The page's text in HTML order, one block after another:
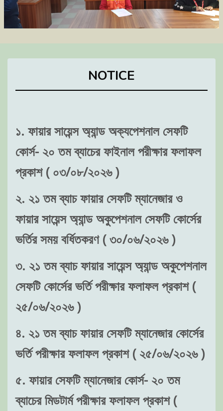
NOTICE
১. ফায়ার সায়েন্স অ্যান্ড অক্যপেশনাল সেফটি
কোর্স- ২০ তম ব্যাচের ফাইনাল পরীক্ষার ফলাফল
প্রকাশ ( ০৩/০৮/২০২৬ )
২. ২১ তম ব্যাচ ফায়ার সেফটি ম্যানেজার ও
ফায়ার সায়েন্স অ্যান্ড অকুপেশনাল সেফটি কোর্সের
ভর্তির সময় বর্ধিতকরণ ( ৩০/০৬/২০২৬ )
৩. ২১ তম ব্যাচ ফায়ার সায়েন্স অ্যান্ড অকুপেশনাল
সেফটি কোর্সের ভর্তি পরীক্ষার ফলাফল প্রকাশ (
২৫/০৬/২০২৬ )
৪. ২১ তম ব্যাচ ফায়ার সেফটি ম্যানেজার কোর্সের
ভর্তি পরীক্ষার ফলাফল প্রকাশ ( ২৫/০৬/২০২৬ )
৫. ফায়ার সেফটি ম্যানেজার কোর্স- ২০ তম
ব্যাচের মিডটার্ম পরীক্ষার ফলাফল প্রকাশ (